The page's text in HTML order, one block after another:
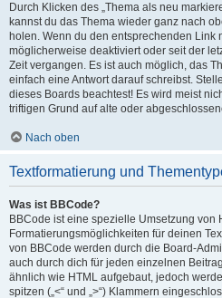
Durch Klicken des „Thema als neu
kannst du das Thema wieder ganz nach
holen. Wenn du den entsprechenden Link
möglicherweise deaktiviert oder seit der
Zeit vergangen. Es ist auch möglich, das
einfach eine Antwort darauf schreibst.
dieses Boards beachtest! Es wird meist
triftigen Grund auf alte oder
Nach oben
Textformatierung und
Was ist BBCode?
BBCode ist eine spezielle Umsetzung von
Formatierungsmöglichkeiten für deinen
von BBCode werden durch die Board-
auch durch dich für jeden einzelnen
ähnlich wie HTML aufgebaut, jedoch
spitzen („<“ und „>“) Klammern